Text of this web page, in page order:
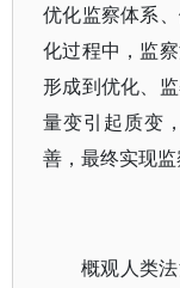
优化监察体系
化过程中，监
形成到优化、
量变引起质变
善，最终实现监
概观人类